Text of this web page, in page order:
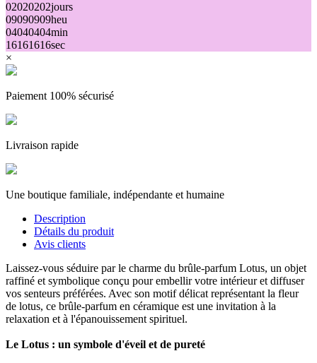
02020202jours
09090909heu
04040404min
16161616sec
×
Paiement 100% sécurisé
Livraison rapide
Une boutique familiale, indépendante et humaine
Description
Détails du produit
Avis clients
Laissez-vous séduire par le charme du brûle-parfum Lotus, un objet
raffiné et symbolique conçu pour embellir votre intérieur et diffuser
vos senteurs préférées. Avec son motif délicat représentant la fleur
de lotus, ce brûle-parfum en céramique est une invitation à la
relaxation et à l'épanouissement spirituel.
Le Lotus : un symbole d'éveil et de pureté